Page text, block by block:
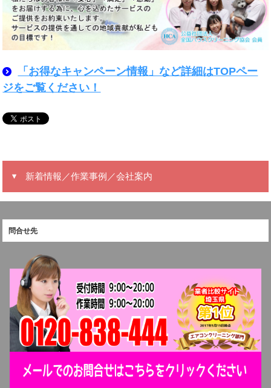
「お得なキャンペーン情報」など詳細はTOPペー
ジをご覧ください！
新着情報／作業事例／会社案内
問合せ先